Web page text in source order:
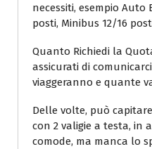
necessiti, esempio Auto
posti, Minibus 12/16
Quanto Richiedi la
assicurati di
viaggeranno e quante
Delle volte, può
con 2 valigie a testa, in
comode, ma manca lo